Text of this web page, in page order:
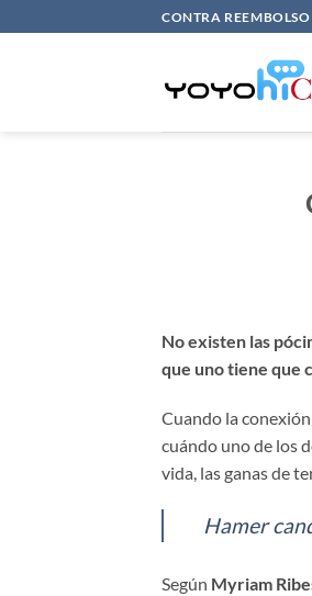
al
CONTRA
No existen las
que uno tiene que
Cuando la
cuándo uno de los
vida, las ganas de
Hamer
Según Myriam